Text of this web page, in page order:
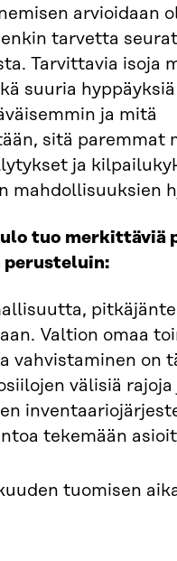
arvioidaan
tarvetta
Tarvittavia isoja
suuria
ja mitä
sitä paremmat
ja
mahdollisuuksien
tuo merkittäviä
perusteluin:
Valtion omaa
vahvistaminen on
välisiä
tekemään
tuomisen